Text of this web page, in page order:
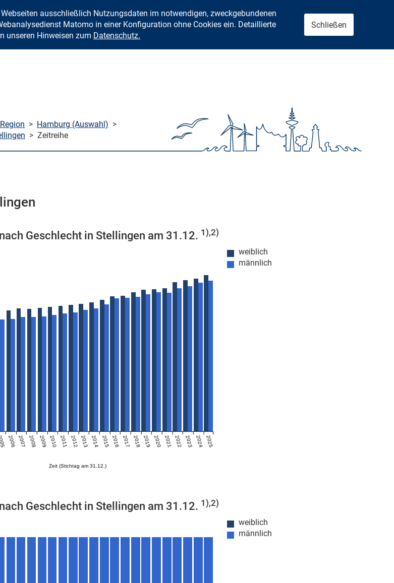
Zum Inhalt springen
ausschließlich Nutzungsdaten im notwendigen, zweckgebundenen
Matomo in einer Konfiguration ohne Cookies ein. Detaillierte
unseren Hinweisen zum Datenschutz.
Schließen
> Hamburg (Auswahl) >
> Zeitreihe
Geschlecht in Stellingen am 31.12. 1),2)
weiblich
männlich
Zeit (Stichtag am 31.12.)
2006 2007 2008 2009 2010 2011 2012 2013 2014 2015 2016 2017 2018 2019 2020 2021 2022 2023 2024 2025
Geschlecht in Stellingen am 31.12. 1),2)
weiblich
männlich